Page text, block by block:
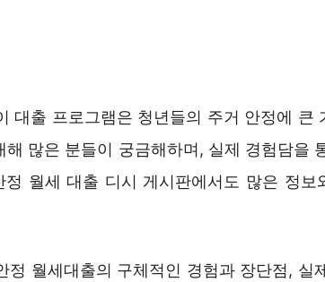
대출 프로그램은 청년들의 주거 안정에 큰
해 많은 분들이 궁금해하며, 실제 경험담을
정 월세 대출 디시 게시판에서도 많은 정보
정 월세대출의 구체적인 경험과 장단점, 실